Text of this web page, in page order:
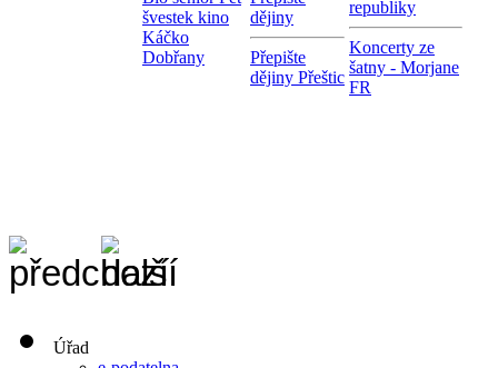
švestek kino
Káčko
Dobřany
dějiny
Přepište
dějiny Přeštic
republiky
Koncerty ze
šatny - Morjane
FR
Úřad